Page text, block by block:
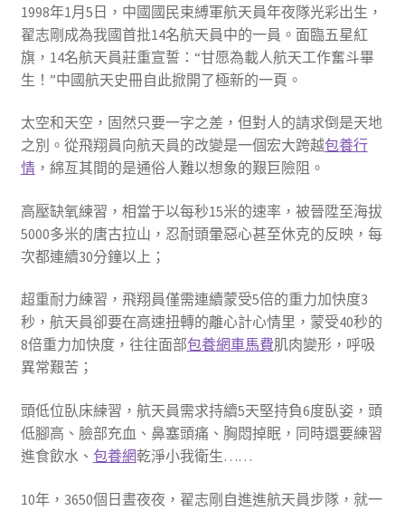
1998年1月5日，中國國民束縛軍航天員年夜隊光彩出生，
翟志剛成為我國首批14名航天員中的一員。面臨五星紅
旗，14名航天員莊重宣誓：“甘愿為載人航天工作奮斗畢
生！”中國航天史冊自此掀開了極新的一頁。
太空和天空，固然只要一字之差，但對人的請求倒是天地
之別。從飛翔員向航天員的改變是一個宏大跨越包養行
情，綿亙其間的是通俗人難以想象的艱巨險阻。
高壓缺氧練習，相當于以每秒15米的速率，被晉陞至海拔
5000多米的唐古拉山，忍耐頭暈惡心甚至休克的反映，每
次都連續30分鐘以上；
超重耐力練習，飛翔員僅需連續蒙受5倍的重力加快度3
秒，航天員卻要在高速扭轉的離心計心情里，蒙受40秒的
8倍重力加快度，往往面部包養網車馬費肌肉變形，呼吸
異常艱苦；
頭低位臥床練習，航天員需求持續5天堅持負6度臥姿，頭
低腳高、臉部充血、鼻塞頭痛、胸悶掉眠，同時還要練習
進食飲水、 包養網乾淨小我衛生……
10年，3650個日晝夜夜，翟志剛自進進航天員步隊，就一